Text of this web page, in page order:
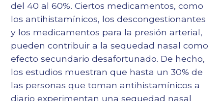
del 40 al 60%. Ciertos medicamentos, como
los antihistamínicos, los descongestionantes
y los medicamentos para la presión arterial,
pueden contribuir a la sequedad nasal como
efecto secundario desafortunado. De hecho,
los estudios muestran que hasta un 30% de
las personas que toman antihistamínicos a
diario experimentan una sequedad nasal